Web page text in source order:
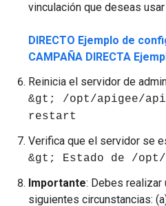
vinculación que deseas
DIRECTO Ejemplo de
CAMPAÑA DIRECTA
Reinicia el servidor de
&gt; /opt/apigee/
restart
Verifica que el servidor se
&gt; Estado de /
Importante: Debes realizar
siguientes circunstancias: